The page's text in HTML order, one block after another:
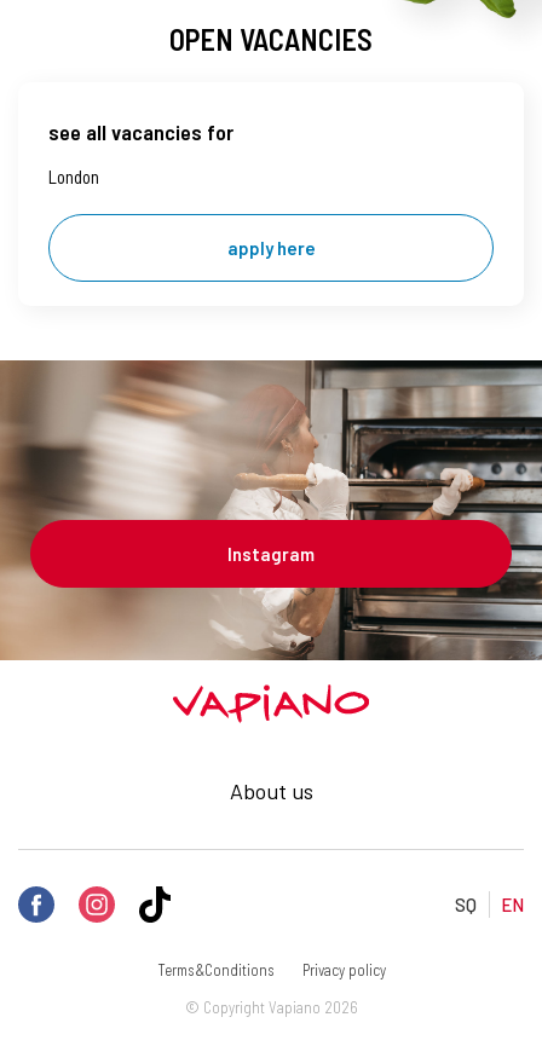
OPEN VACANCIES
see all vacancies for
London
apply here
Instagram
About us
SQ EN
© Copyright Vapiano 2026
Terms&Conditions Privacy policy